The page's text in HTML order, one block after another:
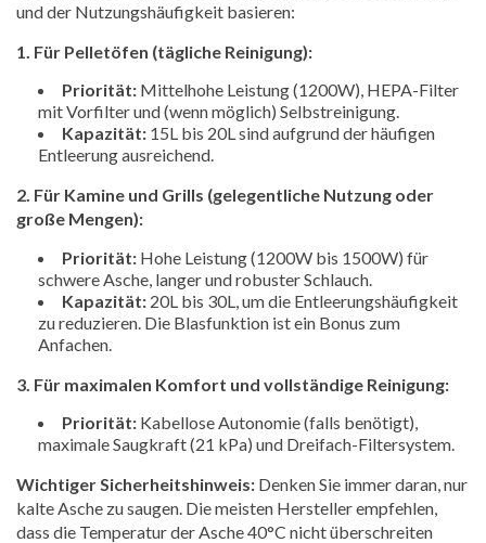
und der Nutzungshäufigkeit basieren:
1. Für Pelletöfen (tägliche Reinigung):
Priorität: Mittelhohe Leistung (1200W), HEPA-Filter
mit Vorfilter und (wenn möglich) Selbstreinigung.
Kapazität: 15L bis 20L sind aufgrund der häufigen
Entleerung ausreichend.
2. Für Kamine und Grills (gelegentliche Nutzung oder
große Mengen):
Priorität: Hohe Leistung (1200W bis 1500W) für
schwere Asche, langer und robuster Schlauch.
Kapazität: 20L bis 30L, um die Entleerungshäufigkeit
zu reduzieren. Die Blasfunktion ist ein Bonus zum
Anfachen.
3. Für maximalen Komfort und vollständige Reinigung:
Priorität: Kabellose Autonomie (falls benötigt),
maximale Saugkraft (21 kPa) und Dreifach-Filtersystem.
Wichtiger Sicherheitshinweis: Denken Sie immer daran, nur
kalte Asche zu saugen. Die meisten Hersteller empfehlen,
dass die Temperatur der Asche 40°C nicht überschreiten